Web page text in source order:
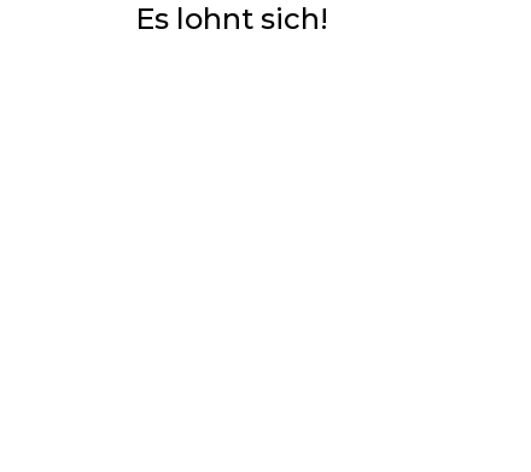
Es lohnt sich!